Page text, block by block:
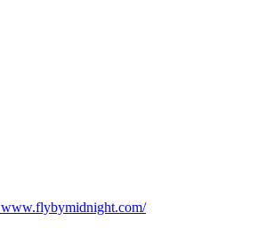
www.flybymidnight.com/